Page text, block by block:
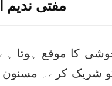
مفتی ندیم
کا موقع ہوتا
کرے۔ مسنون